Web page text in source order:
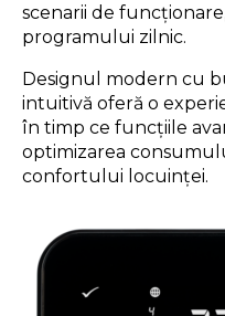
scenarii de
programului zilnic.
Designul modern cu
intuitivă oferă o
în timp ce funcțiile
optimizarea
confortului locuinței.